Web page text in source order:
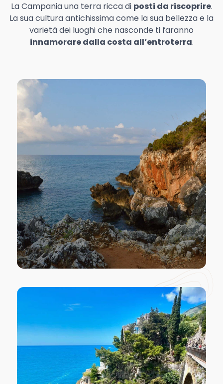
La Campania una terra ricca di posti da riscoprire.
La sua cultura antichissima come la sua bellezza e la
varietà dei luoghi che nasconde ti faranno
innamorare dalla costa all’entroterra.